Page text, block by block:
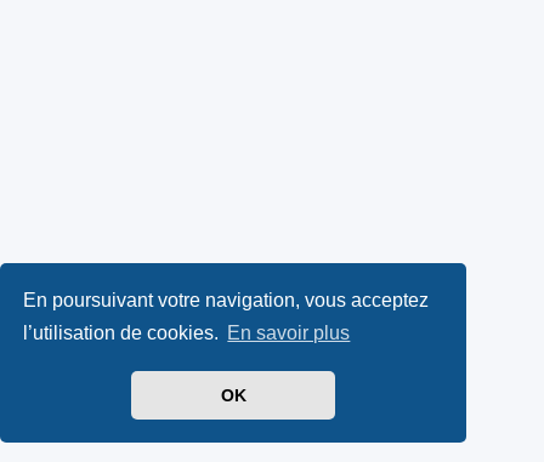
En poursuivant votre navigation, vous acceptez
l’utilisation de cookies. En savoir plus
OK